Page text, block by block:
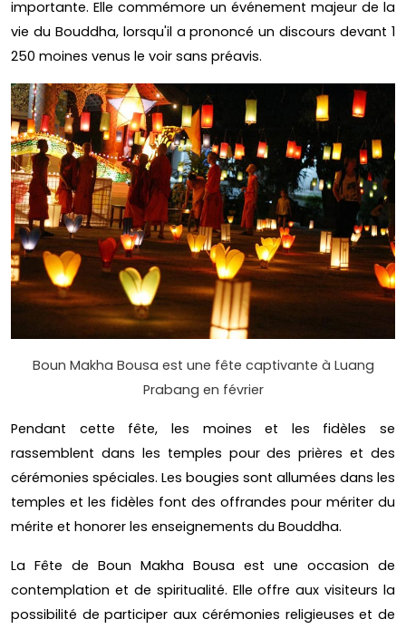
importante. Elle commémore un événement majeur de la
vie du Bouddha, lorsqu'il a prononcé un discours devant 1
250 moines venus le voir sans préavis.
Boun Makha Bousa est une fête captivante à Luang
Prabang en février
Pendant cette fête, les moines et les fidèles se
rassemblent dans les temples pour des prières et des
cérémonies spéciales. Les bougies sont allumées dans les
temples et les fidèles font des offrandes pour mériter du
mérite et honorer les enseignements du Bouddha.
La Fête de Boun Makha Bousa est une occasion de
contemplation et de spiritualité. Elle offre aux visiteurs la
possibilité de participer aux cérémonies religieuses et de